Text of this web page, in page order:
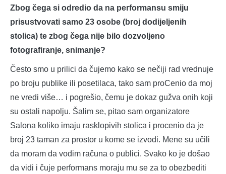
Zbog čega si odredio da na performansu smiju
prisustvovati samo 23 osobe (broj dodijeljenih
stolica) te zbog čega nije bilo dozvoljeno
fotografiranje, snimanje?
Često smo u prilici da čujemo kako se nečiji rad vrednuje
po broju publike ili posetilaca, tako sam proCenio da moj
ne vredi više… i pogrešio, čemu je dokaz gužva onih koji
su ostali napolju. Šalim se, pitao sam organizatore
Salona koliko imaju rasklopivih stolica i procenio da je
broj 23 taman za prostor u kome se izvodi. Mene su učili
da moram da vodim računa o publici. Svako ko je došao
da vidi i čuje performans moraju mu se za to obezbediti